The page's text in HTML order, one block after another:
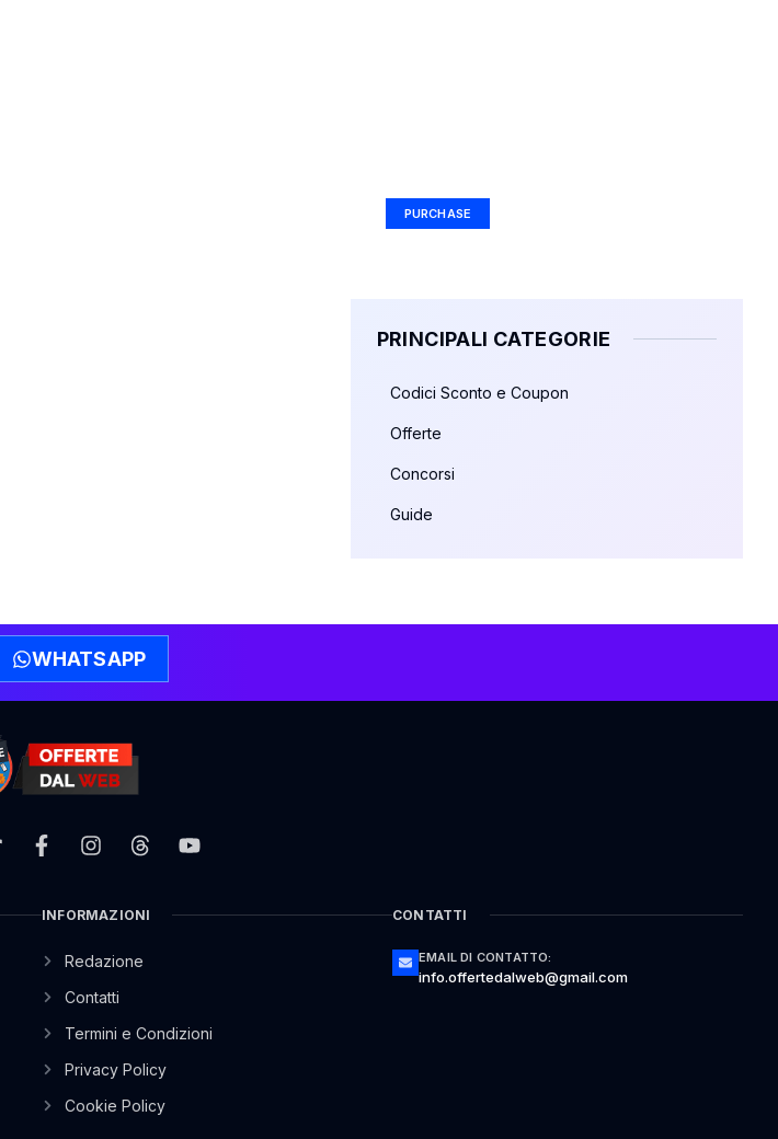
PURCHASE
PRINCIPALI CATEGORIE
Codici Sconto e Coupon
Offerte
Concorsi
Guide
WHATSAPP
INFORMAZIONI
Redazione
Contatti
Termini e Condizioni
Privacy Policy
Cookie Policy
CONTATTI
EMAIL DI CONTATTO:
info.offertedalweb@gmail.com